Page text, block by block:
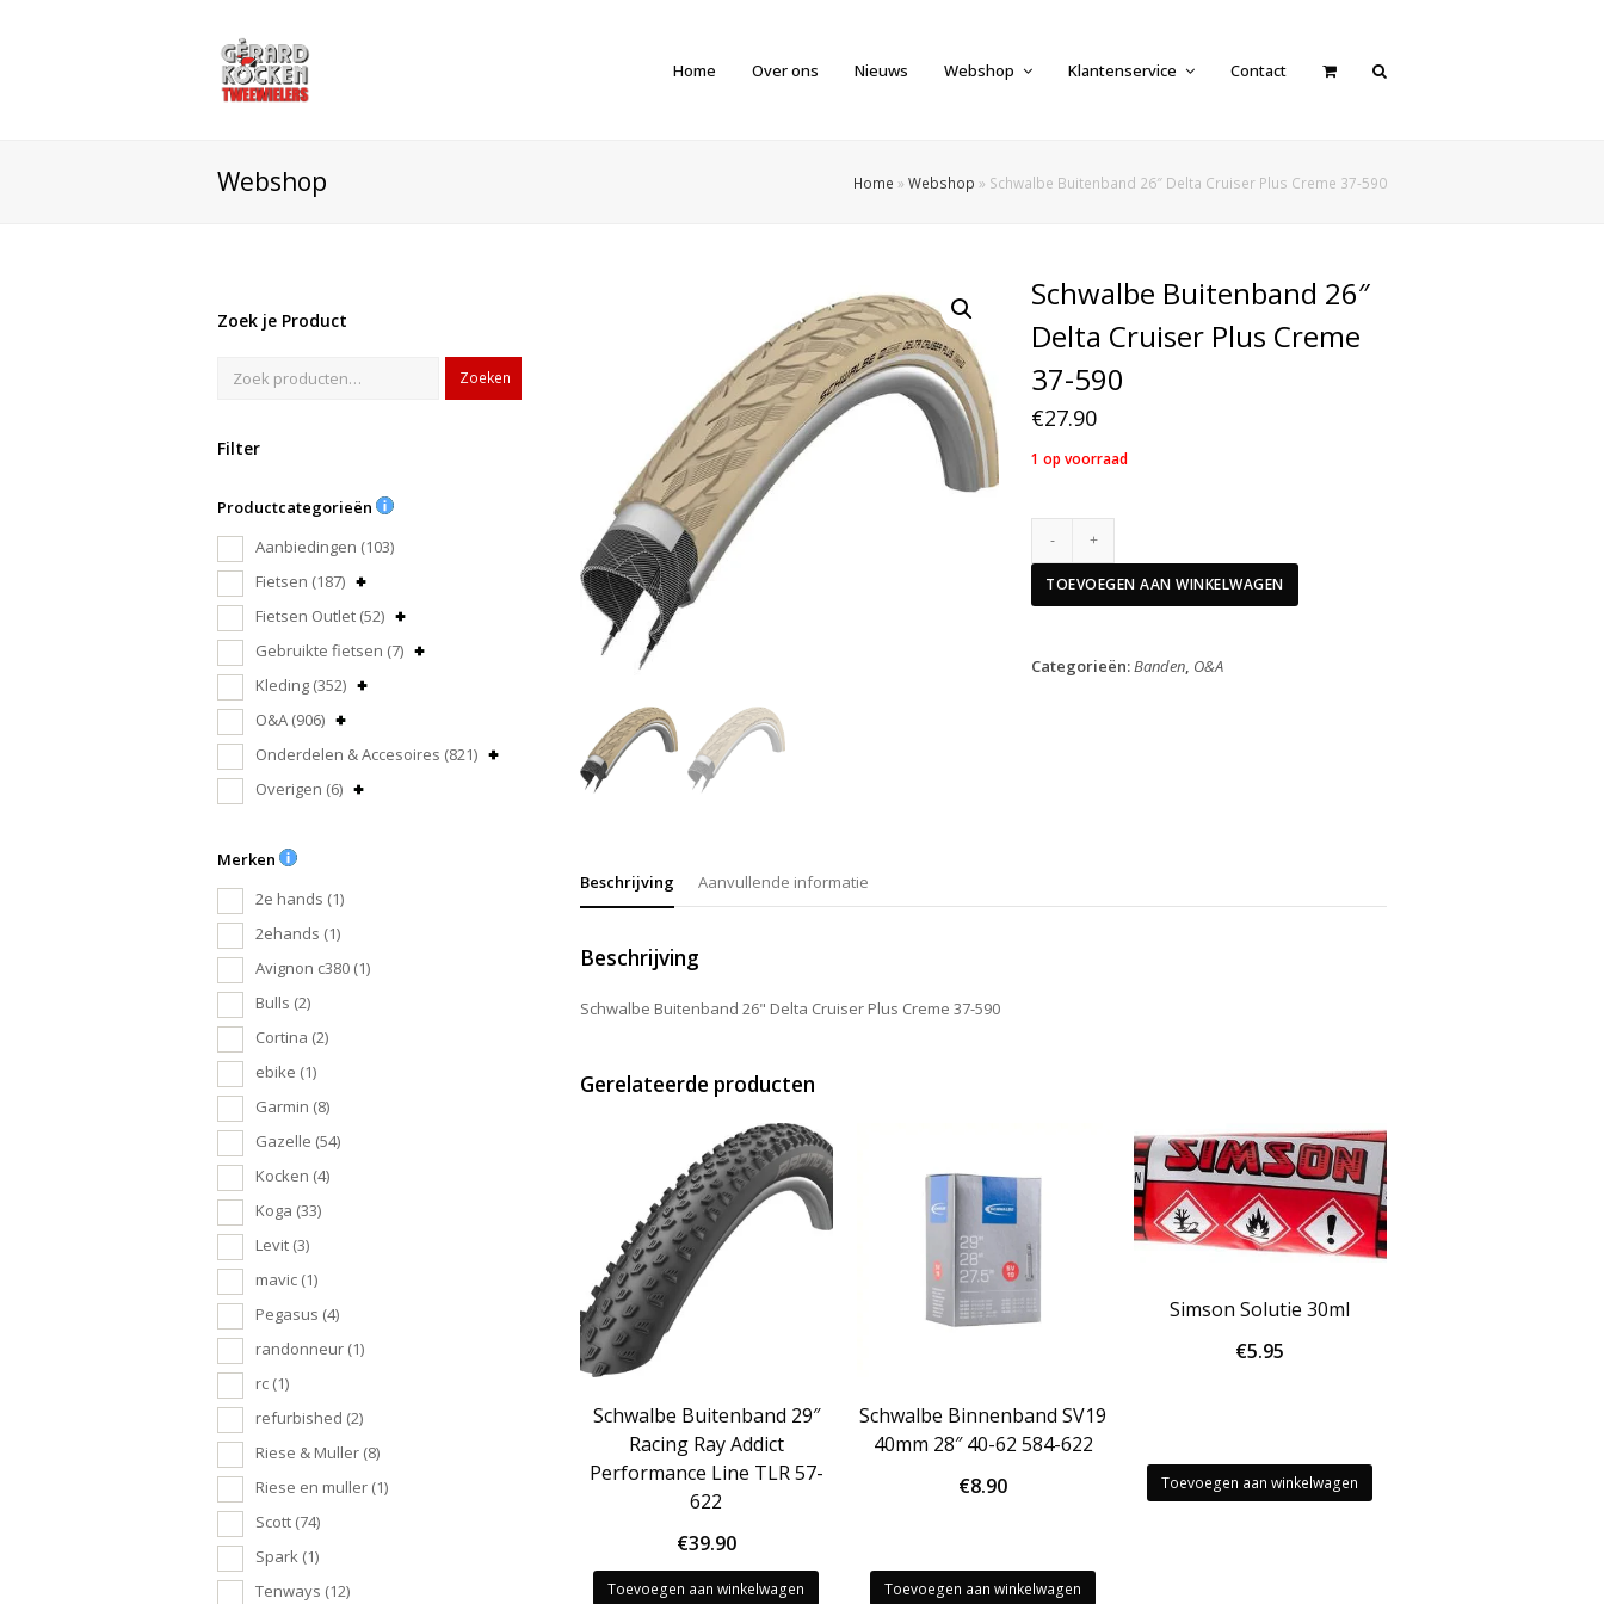
Home Over ons Nieuws Webshop Klantenservice Contact
Webshop Home » Webshop » Schwalbe Buitenband 26″ Delta Cruiser Plus Creme 37-590
Zoek je Product
Zoeken
Filter
Productcategorieën
Aanbiedingen (103)
Fietsen (187)
Fietsen Outlet (52)
Gebruikte fietsen (7)
Kleding (352)
O&A (906)
Onderdelen & Accesoires (821)
Overigen (6)
Merken
2e hands (1)
2ehands (1)
Avignon c380 (1)
Bulls (2)
Cortina (2)
ebike (1)
Garmin (8)
Gazelle (54)
Kocken (4)
Koga (33)
Levit (3)
mavic (1)
Pegasus (4)
randonneur (1)
rc (1)
refurbished (2)
Riese & Muller (8)
Riese en muller (1)
Scott (74)
Spark (1)
Tenways (12)
Schwalbe Buitenband 26″
Delta Cruiser Plus Creme
37-590
€27.90
1 op voorraad
26"
Delta
Plus
Creme
TOEVOEGEN AAN WINKELWAGEN
Categorieën:Banden, O&A
Beschrijving Aanvullende informatie
Beschrijving
Schwalbe Buitenband 26" Delta Cruiser Plus Creme 37-590
Gerelateerde producten
Schwalbe Buitenband 29″
Racing Ray Addict
Performance Line TLR 57-
622
€39.90
Toevoegen aan winkelwagen
Schwalbe Binnenband SV19
40mm 28″ 40-62 584-622
€8.90
Toevoegen aan winkelwagen
Simson Solutie 30ml
€5.95
Toevoegen aan winkelwagen